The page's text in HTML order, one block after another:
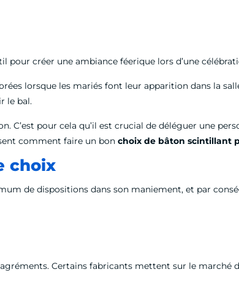
créer une ambiance féerique lors d’une
lorsque les mariés font leur apparition dans la
le bal.
C’est pour cela qu’il est crucial de déléguer une
comment faire un bonchoix de bâton scintillant
choix
de dispositions dans son maniement, et par
Certains fabricants mettent sur le marché